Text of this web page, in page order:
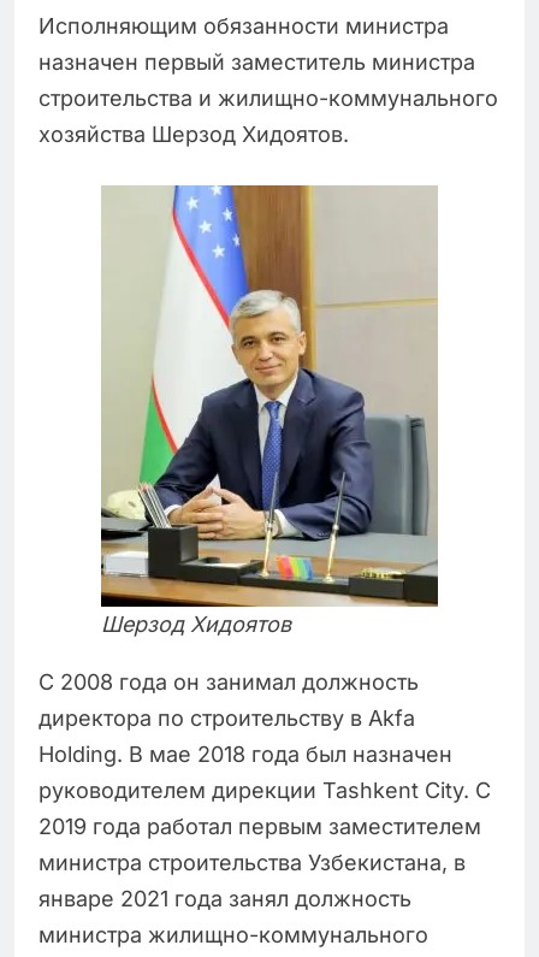
Исполняющим обязанности министра
назначен первый заместитель министра
строительства и жилищно-коммунального
хозяйства Шерзод Хидоятов.
Шерзод Хидоятов
С 2008 года он занимал должность
директора по строительству в Akfa
Holding. В мае 2018 года был назначен
руководителем дирекции Tashkent City. С
2019 года работал первым заместителем
министра строительства Узбекистана, в
январе 2021 года занял должность
министра жилищно-коммунального